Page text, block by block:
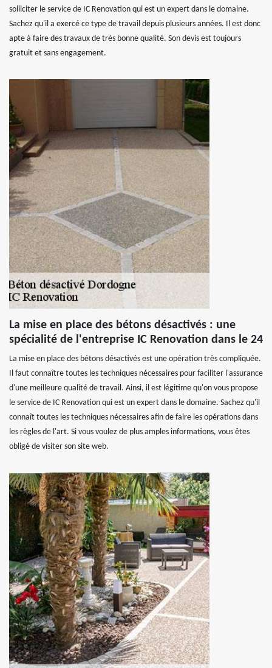
solliciter le service de IC Renovation qui est un expert dans le domaine.
Sachez qu'il a exercé ce type de travail depuis plusieurs années. Il est donc
apte à faire des travaux de très bonne qualité. Son devis est toujours
gratuit et sans engagement.
La mise en place des bétons désactivés : une
spécialité de l'entreprise IC Renovation dans le 24
La mise en place des bétons désactivés est une opération très compliquée.
Il faut connaître toutes les techniques nécessaires pour faciliter l'assurance
d'une meilleure qualité de travail. Ainsi, il est légitime qu'on vous propose
le service de IC Renovation qui est un expert dans le domaine. Sachez qu'il
connaît toutes les techniques nécessaires afin de faire les opérations dans
les règles de l'art. Si vous voulez de plus amples informations, vous êtes
obligé de visiter son site web.